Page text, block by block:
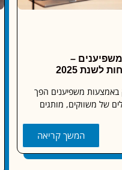
–
לשנת 2025
המשך קריאה
באמצעות משפיענים הפך
של משווקים, מותגים